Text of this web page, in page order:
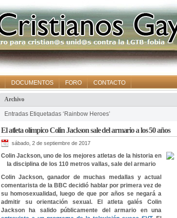
DOCUMENTOS FORO CONTACTO
Archivo
Entradas Etiquetadas ‘Rainbow Heroes’
El atleta olímpico Colin Jackson sale del armario a los 50 años
sábado, 2 de septiembre de 2017
Colin Jackson, uno de los mejores atletas de la historia en
la disciplina de los 110 metros vallas, sale del armario
Colin Jackson, ganador de muchas medallas y actual
comentarista de la BBC decidió hablar por primera vez de
su homosexualidad, luego de que por años se negará a
admitir su orientación sexual. El atleta galés Colin
Jackson ha salido públicamente del armario en una